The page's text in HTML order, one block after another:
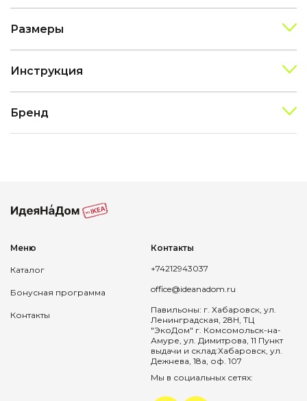
Размеры
Инструкция
Бренд
Меню
Каталог
Бонусная программа
Контакты
Контакты
+74212943037
office@ideanadom.ru
Павильоны: г. Хабаровск, ул.
Ленинградская, 28Н, ТЦ
"ЭкоДом" г. Комсомольск-на-
Амуре, ул. Димитрова, 11 Пункт
выдачи и склад:Хабаровск, ул.
Дежнева, 18а, оф. 107
Мы в социальных сетях: